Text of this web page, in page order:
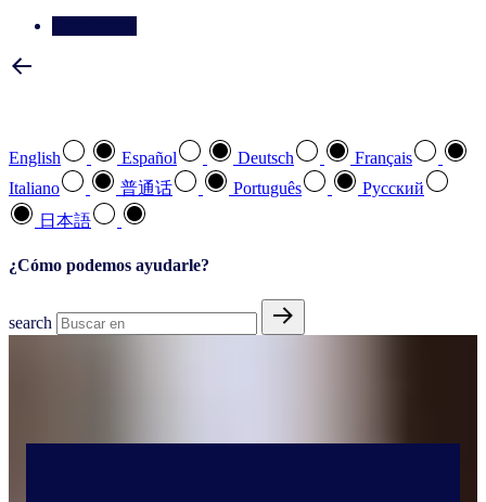
English Español Deutsch
Français
Italiano
普通话 Português
Pусский
日本語
¿Cómo podemos ayudarle?
search